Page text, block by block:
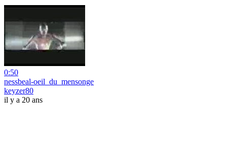
0:50
nessbeal-oeil_du_mensonge
keyzer80
il y a 20 ans